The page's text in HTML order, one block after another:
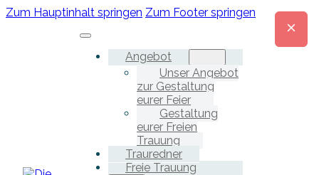
Zum Hauptinhalt springen Zum Footer springen
Angebot
Unser Angebot
zur Gestaltung
eurer Feier
Gestaltung
eurer Freien
Trauung
Trauredner
Freie Trauung